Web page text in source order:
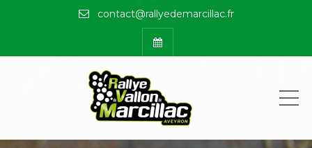
contact@rallyedemarcillac.fr